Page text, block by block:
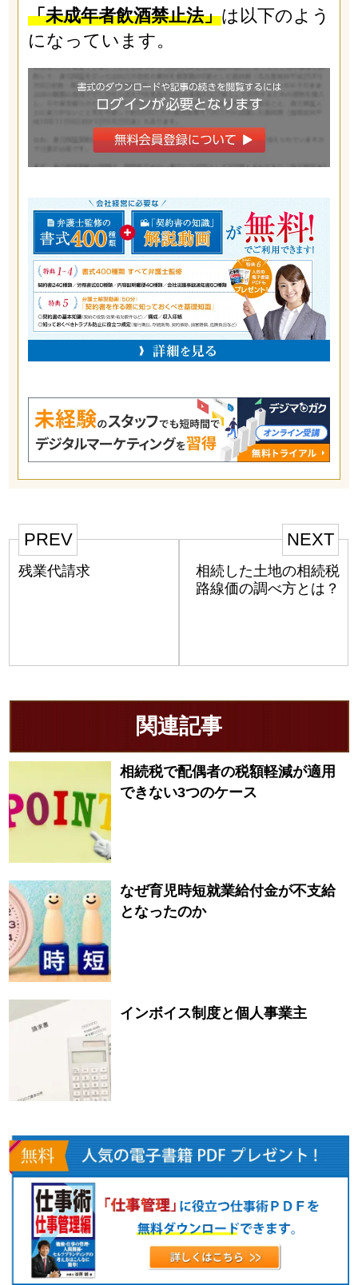
「未成年者飲酒禁止法」は以下のよう
になっています。
PREV
残業代請求
NEXT
相続した土地の相続税
路線価の調べ方とは？
関連記事
相続税で配偶者の税額軽減が適用
できない3つのケース
なぜ育児時短就業給付金が不支給
となったのか
インボイス制度と個人事業主